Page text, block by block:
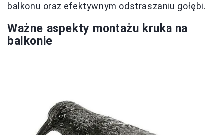
balkonu oraz efektywnym odstraszaniu gołębi.
Ważne aspekty montażu kruka na
balkonie